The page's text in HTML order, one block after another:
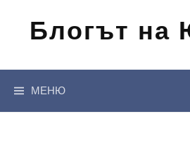
съдържанието
Блогът на
МЕНЮ